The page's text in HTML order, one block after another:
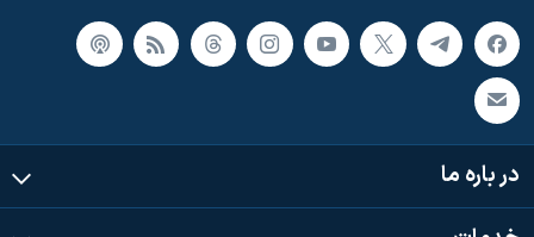
در باره ما